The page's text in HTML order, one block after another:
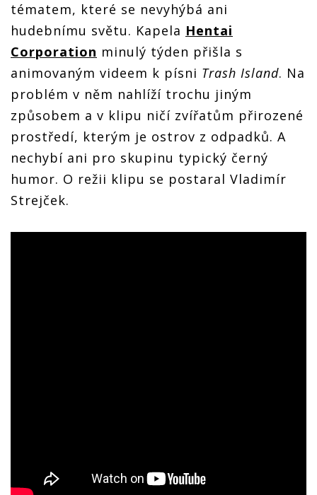
tématem, které se nevyhýbá ani
hudebnímu světu. Kapela Hentai
Corporation minulý týden přišla s
animovaným videem k písni Trash Island. Na
problém v něm nahlíží trochu jiným
způsobem a v klipu ničí zvířatům přirozené
prostředí, kterým je ostrov z odpadků. A
nechybí ani pro skupinu typický černý
humor. O režii klipu se postaral Vladimír
Strejček.